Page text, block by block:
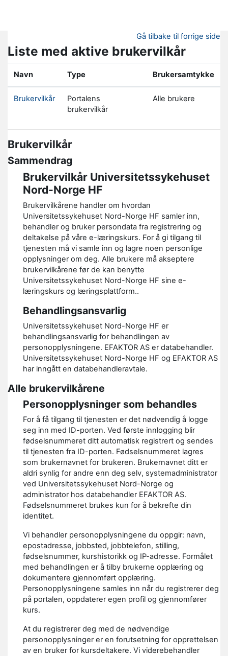
Gå tilbake til forrige side
Liste med aktive brukervilkår
Navn Type Brukersamtykke
Brukervilkår
Portalens
brukervilkår
Alle brukere
Brukervilkår
Sammendrag
Brukervilkår Universitetssykehuset
Nord-Norge HF
Brukervilkårene handler om hvordan
Universitetssykehuset Nord-Norge HF samler inn,
behandler og bruker persondata fra registrering og
deltakelse på våre e-læringskurs. For å gi tilgang til
tjenesten må vi samle inn og lagre noen personlige
opplysninger om deg. Alle brukere må akseptere
brukervilkårene før de kan benytte
Universitetssykehuset Nord-Norge HF sine e-
læringskurs og læringsplattform..
Behandlingsansvarlig
Universitetssykehuset Nord-Norge HF er
behandlingsansvarlig for behandlingen av
personopplysningene. EFAKTOR AS er databehandler.
Universitetssykehuset Nord-Norge HF og EFAKTOR AS
har inngått en databehandleravtale.
Alle brukervilkårene
Personopplysninger som behandles
For å få tilgang til tjenesten er det nødvendig å logge
seg inn med ID-porten. Ved første innlogging blir
fødselsnummeret ditt automatisk registrert og sendes
til tjenesten fra ID-porten. Fødselsnummeret lagres
som brukernavnet for brukeren. Brukernavnet ditt er
aldri synlig for andre enn deg selv, systemadministrator
ved Universitetssykehuset Nord-Norge og
administrator hos databehandler EFAKTOR AS.
Fødselsnummeret brukes kun for å bekrefte din
identitet.
Vi behandler personopplysningene du oppgir: navn,
epostadresse, jobbsted, jobbtelefon, stilling,
fødselsnummer, kurshistorikk og IP-adresse. Formålet
med behandlingen er å tilby brukerne opplæring og
dokumentere gjennomført opplæring.
Personopplysningene samles inn når du registrerer deg
på portalen, oppdaterer egen profil og gjennomfører
kurs.
At du registrerer deg med de nødvendige
personopplysninger er en forutsetning for opprettelsen
av en bruker for kursdeltakere. Vi viderebehandler